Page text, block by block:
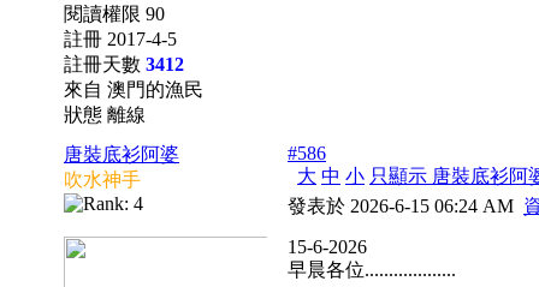
閱讀權限 90
註冊 2017-4-5
註冊天數 3412
來自 澳門的漁民
狀態 離線
唐裝底衫阿婆
吹水神手
#586
大 中 小 只顯示 唐裝底衫阿
發表於 2026-6-15 06:24 AM
15-6-2026
早晨各位...................